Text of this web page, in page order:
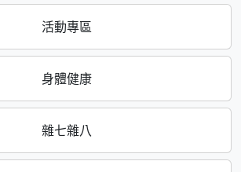
活動專區
身體健康
雜七雜八